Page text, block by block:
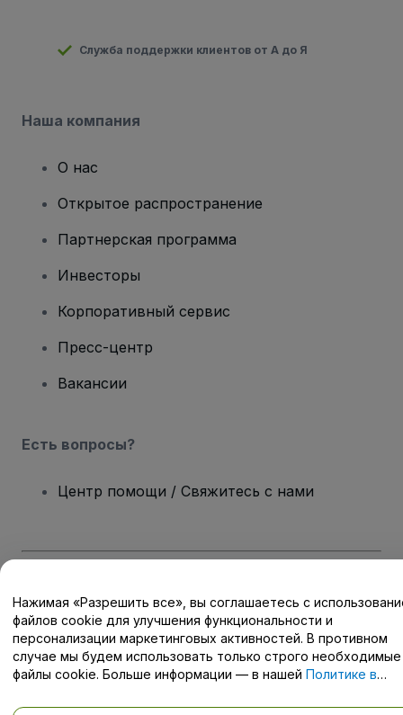
Служба поддержки клиентов от А до Я
Наша компания
О нас
Открытое распространение
Партнерская программа
Инвесторы
Корпоративный сервис
Пресс-центр
Вакансии
Есть вопросы?
Центр помощи / Свяжитесь с нами
Авторские права © viagogo GmbH 2026
Использование данного веб-сайта означает принятие Условий
и положений, а такжеПолитики конфиденциальности ,
Политики в отношении файлов cookie, иПолитики
конфиденциальности для мобильных устройств
Не передавайте мою личную информацию третьим лицам/Ваши
настройки конфиденциальности
Нажимая «Разрешить все», вы соглашаетесь с
файлов cookie для улучшения функциональности и
персонализации маркетинговых активностей. В противном
случае мы будем использовать только строго необходимые
файлы cookie. Больше информации — в нашей Политике в